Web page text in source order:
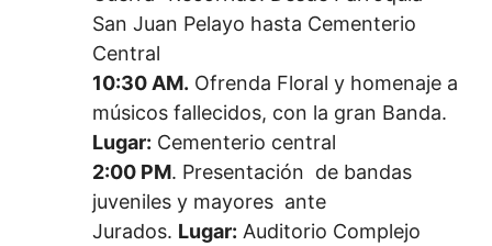
San Juan Pelayo hasta Cementerio
Central
10:30 AM. Ofrenda Floral y homenaje a
músicos fallecidos, con la gran Banda.
Lugar: Cementerio central
2:00 PM. Presentación de bandas
juveniles y mayores ante
Jurados. Lugar: Auditorio Complejo